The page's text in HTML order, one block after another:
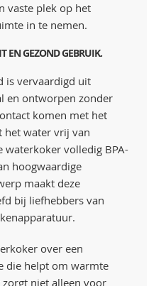
vaste plek op het
in te nemen.
EN GEZOND GEBRUIK.
is vervaardigd uit
en ontworpen zonder
komen met het
water vrij van
waterkoker volledig BPA-
hoogwaardige
maakt deze
bij liefhebbers van
over een
die helpt om warmte
niet alleen voor